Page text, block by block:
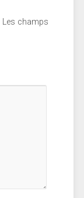
Les champs